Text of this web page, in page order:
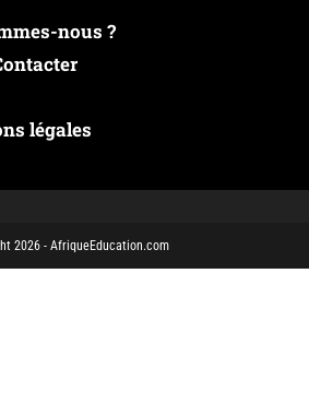
nous ?
légales
2026 - AfriqueEducation.com